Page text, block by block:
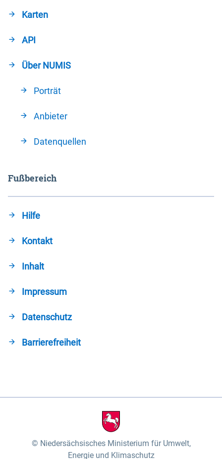
Karten
API
Über NUMIS
Porträt
Anbieter
Datenquellen
Fußbereich
Hilfe
Kontakt
Inhalt
Impressum
Datenschutz
Barrierefreiheit
Niedersächsisches Ministerium für Umwelt,
Energie und Klimaschutz